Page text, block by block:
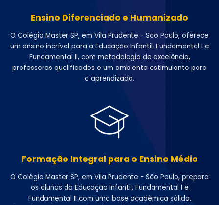
Ensino Diferenciado e Humanizado
O Colégio Master SP, em Vila Prudente - São Paulo, oferece
um ensino incrível para a Educação Infantil, Fundamental I e
Fundamental II, com metodologia de excelência,
professores qualificados e um ambiente estimulante para
o aprendizado.
Formação Integral para o Ensino Médio
O Colégio Master SP, em Vila Prudente - São Paulo, prepara
os alunos da Educação Infantil, Fundamental I e
Fundamental II com uma base acadêmica sólida,